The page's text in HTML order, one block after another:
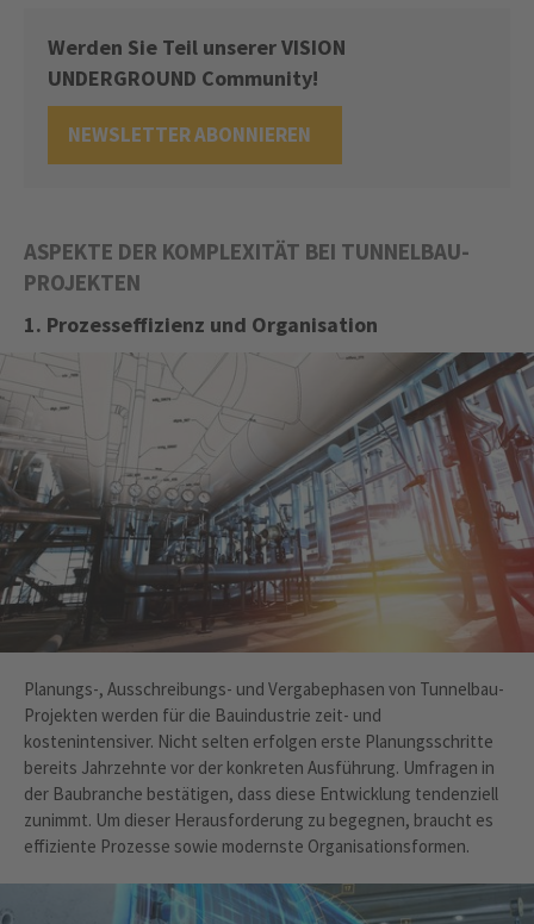
Werden Sie Teil unserer VISION
UNDERGROUND Community!
NEWSLETTER ABONNIEREN
ASPEKTE DER KOMPLEXITÄT BEI TUNNELBAU-
PROJEKTEN
1. Prozesseffizienz und Organisation
Planungs-, Ausschreibungs- und Vergabephasen von Tunnelbau-
Projekten werden für die Bauindustrie zeit- und
kostenintensiver. Nicht selten erfolgen erste Planungsschritte
bereits Jahrzehnte vor der konkreten Ausführung. Umfragen in
der Baubranche bestätigen, dass diese Entwicklung tendenziell
zunimmt. Um dieser Herausforderung zu begegnen, braucht es
effiziente Prozesse sowie modernste Organisationsformen.